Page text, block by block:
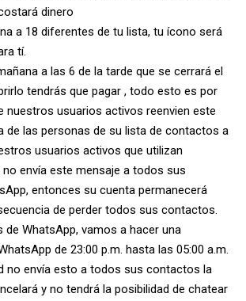
dinero
a 18 diferentes de tu lista, tu ícono será
tí.
a las 6 de la tarde que se cerrará el
tendrás que pagar , todo esto es por
nuestros usuarios activos reenvien este
de las personas de su lista de contactos a
usuarios activos que utilizan
envía este mensaje a todos sus
entonces su cuenta permanecerá
de perder todos sus contactos.
de WhatsApp, vamos a hacer una
de 23:00 p.m. hasta las 05:00 a.m.
no envía esto a todos sus contactos la
y no tendrá la posibilidad de chatear